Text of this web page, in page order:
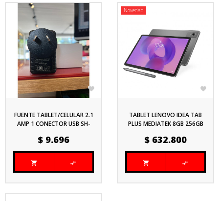

FUENTE TABLET/CELULAR 2.1
AMP 1 CONECTOR USB SH-
Precio
$ 9.696
 

Novedad
TABLET LENOVO IDEA TAB
PLUS MEDIATEK 8GB 256GB
ZAFR0429ES
Precio
$ 632.800
 